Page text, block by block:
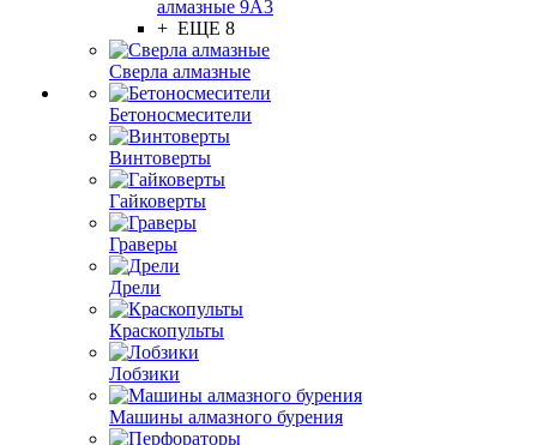
алмазные 9А3
+ ЕЩЕ 8
Сверла алмазные
Бетоносмесители
Винтоверты
Гайковерты
Граверы
Дрели
Краскопульты
Лобзики
Машины алмазного бурения